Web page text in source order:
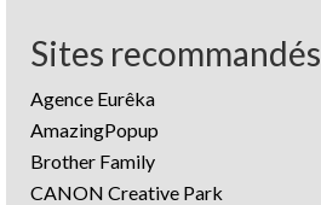
Sites recommandés
Agence Eurêka
AmazingPopup
Brother Family
CANON Creative Park